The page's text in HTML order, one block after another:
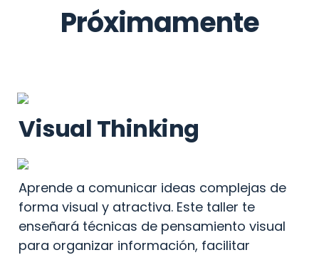
Próximamente
Visual Thinking
Aprende a comunicar ideas complejas de
forma visual y atractiva. Este taller te
enseñará técnicas de pensamiento visual
para organizar información, facilitar